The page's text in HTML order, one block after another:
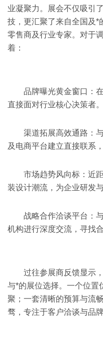
业凝聚力。展会不仅吸引
技，更汇聚了来自全国及*
零售商及行业专家。对于
着：
品牌曝光黄金窗口：
直接面对行业核心决策者。
渠道拓展高效通路：
及电商平台建立直接联系
市场趋势风向标：近
装设计潮流，为企业研发
战略合作洽谈平台：
机构进行深度交流，寻找
过往参展商反馈显示
与*的展位选择。一个位置
聚；一套清晰的预算与流
骛，专注于客户洽谈与品牌